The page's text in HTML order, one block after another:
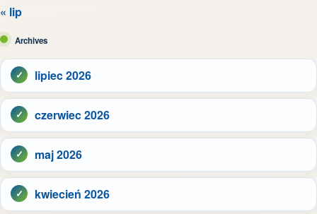
« lip
Archives
lipiec 2026
czerwiec 2026
maj 2026
kwiecień 2026